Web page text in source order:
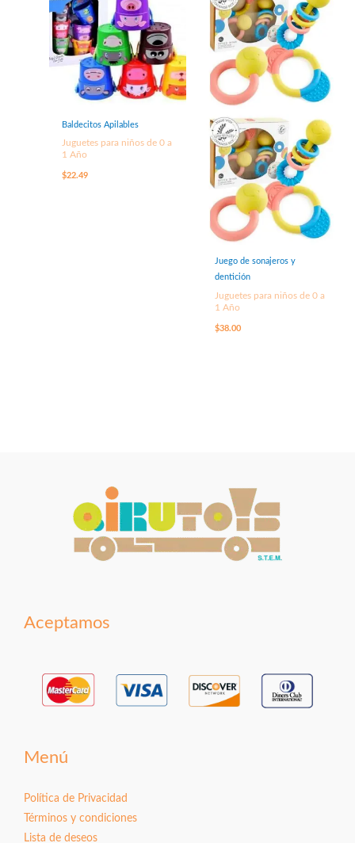
Baldecitos Apilables
Juguetes para niños de 0 a
1 Año
$22.49
Juego de sonajeros y
dentición
Juguetes para niños de 0 a
1 Año
$38.00
Aceptamos
Menú
Política de Privacidad
Términos y condiciones
Lista de deseos